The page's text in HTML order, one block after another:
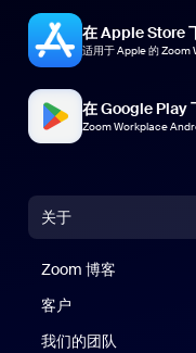
在 Apple Store
适用于 Apple 的 Zoom
在 Google Play
Zoom Workplace
关于
Zoom 博客
客户
我们的团队